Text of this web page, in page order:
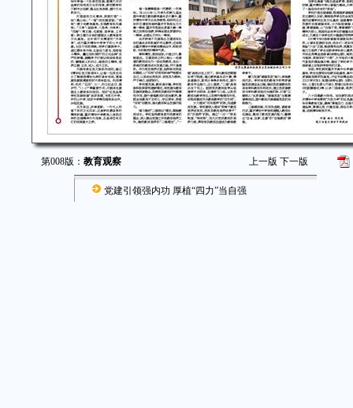
第008版： 教育观察 上一版 下一版
党建引领强内功 厚植“四力”当自强